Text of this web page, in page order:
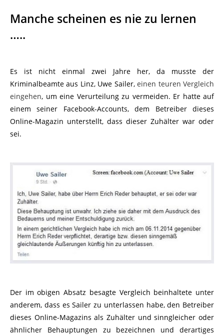
Manche scheinen es nie zu lernen
…..
Es ist nicht einmal zwei Jahre her, da musste der
Kriminalbeamte aus Linz, Uwe Sailer,einen teuren Vergleich
eingehen, um eine Verurteilung zu vermeiden. Er hatte auf
einem seiner Facebook-Accounts, dem Betreiber dieses
Online-Magazin unterstellt, dass dieser Zuhälter war oder
sei.
Der im obigen Absatz besagte Vergleich beinhaltete unter
anderem, dass es Sailer zu unterlassen habe, den Betreiber
dieses Online-Magazins als Zuhälter und sinngleicher oder
ähnlicher Behauptungen zu bezeichnen und derartiges